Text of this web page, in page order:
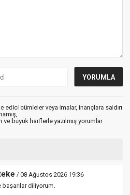
edici cümleler veya imalar, inançlara saldırı
ve büyük harflerle yazılmış yorumlar
/ 08 Ağustos 2026 19:36
başarılar diliyorum.